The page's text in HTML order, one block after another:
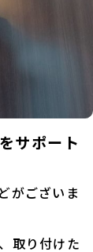
をサポート
がございま
取り付けた